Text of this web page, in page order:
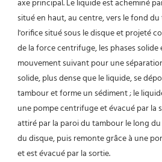
axe principal. Le liquide est acheminé
situé en haut, au centre, vers le fond
l'orifice situé sous le disque et projeté
de la force centrifuge, les phases
mouvement suivant pour une
solide, plus dense que le liquide, se
tambour et forme un sédiment ; le
une pompe centrifuge et évacué par la
attiré par la paroi du tambour le long
du disque, puis remonte grâce à une
et est évacué par la sortie.